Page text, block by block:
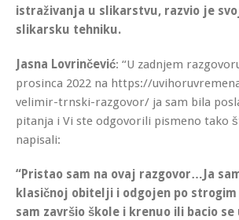
istraživanja u slikarstvu, razvio je
slikarsku tehniku.
Jasna Lovrinčević: “U zadnjem
prosinca 2022 na https://
velimir-trnski-razgovor/ ja sam bila
pitanja i Vi ste odgovorili pismeno tako
napisali:
“Pristao sam na ovaj razgovor…Ja
klasičnoj obitelji i odgojen po strogim
sam završio škole i krenuo ili bacio se